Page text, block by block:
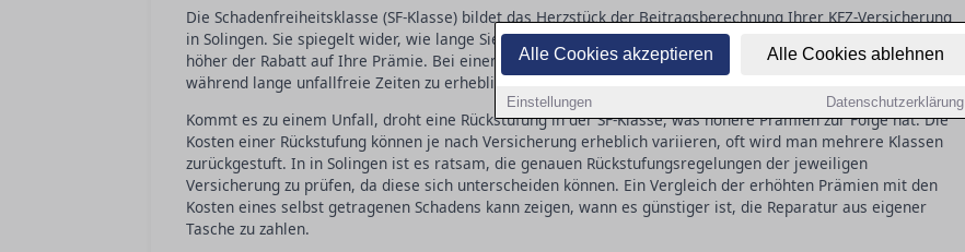
Alle Cookies akzeptieren Alle Cookies ablehnen
Einstellungen Datenschutzerklärung
Die Schadenfreiheitsklasse (SF-Klasse) bildet das Herzstück der Beitragsberechnung Ihrer KFZ-Versicherung
in Solingen. Sie spiegelt wider, wie lange Sie unfallfrei gefahren sind. Je länger dieser Zeitraum, desto
höher der Rabatt auf Ihre Prämie. Bei einem neuen Vertrag werden Sie meist in die SF-Klasse 0 eingestuft,
während lange unfallfreie Zeiten zu erheblichen Prämienreduktionen führen können.
Kommt es zu einem Unfall, droht eine Rückstufung in der SF-Klasse, was höhere Prämien zur Folge hat. Die
Kosten einer Rückstufung können je nach Versicherung erheblich variieren, oft wird man mehrere Klassen
zurückgestuft. In in Solingen ist es ratsam, die genauen Rückstufungsregelungen der jeweiligen
Versicherung zu prüfen, da diese sich unterscheiden können. Ein Vergleich der erhöhten Prämien mit den
Kosten eines selbst getragenen Schadens kann zeigen, wann es günstiger ist, die Reparatur aus eigener
Tasche zu zahlen.